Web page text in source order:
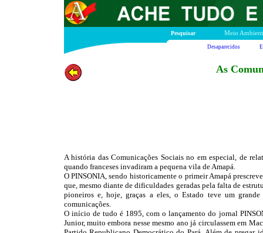
Pesquisar Meio
Desaparecidos
As
A história das Comunicações Sociais no em especial, de
quando franceses invadiram a pequena vila de Amapá.
O PINSONIA, sendo historicamente o primeir Amapá
que, mesmo diante de dificuldades geradas pela falta de
pioneiros e, hoje, graças a eles, o Estado teve um
comunicações.
O início de tudo é 1895, com o lançamento do jornal
Junior, muito embora nesse mesmo ano já circulassem em